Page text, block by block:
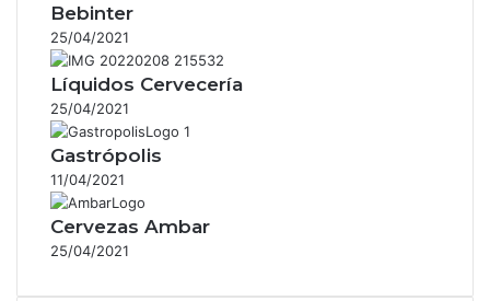
Bebinter
25/04/2021
Líquidos Cervecería
25/04/2021
Gastrópolis
11/04/2021
Cervezas Ambar
25/04/2021